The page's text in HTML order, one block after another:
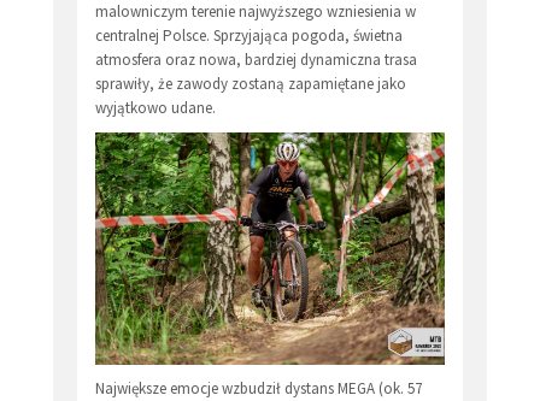
malowniczym terenie najwyższego wzniesienia w
centralnej Polsce. Sprzyjająca pogoda, świetna
atmosfera oraz nowa, bardziej dynamiczna trasa
sprawiły, że zawody zostaną zapamiętane jako
wyjątkowo udane.
Największe emocje wzbudził dystans MEGA (ok. 57